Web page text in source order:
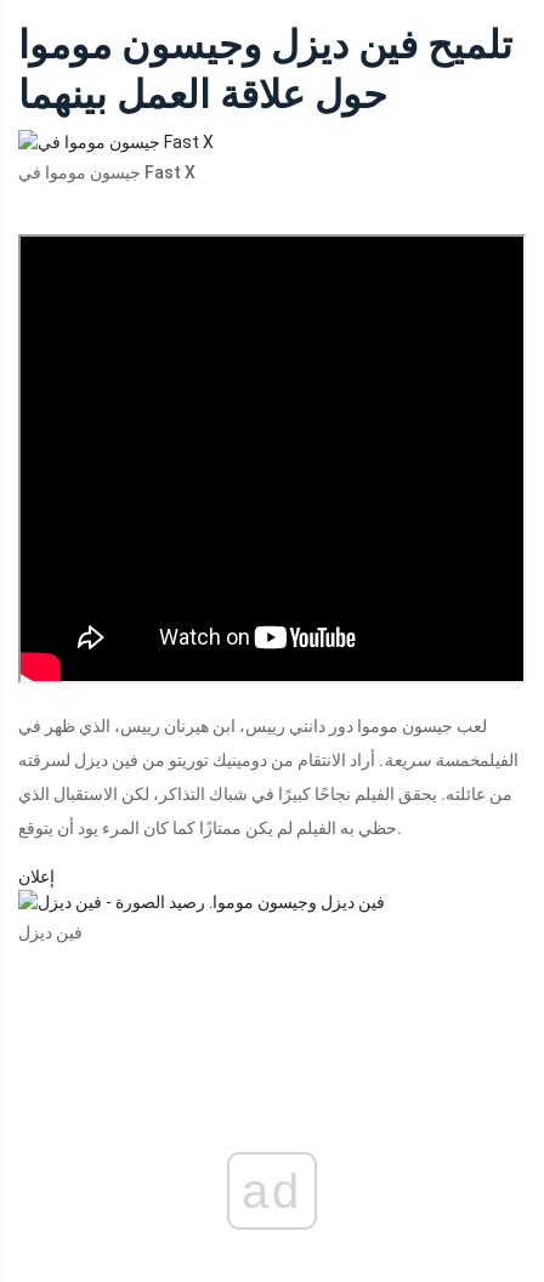
تلميح فين ديزل وجيسون موموا
حول علاقة العمل بينهما
جيسون موموا في Fast X
لعب جيسون موموا دور دانتي رييس، ابن هيرنان رييس، الذي ظهر في
الفيلمخمسة سريعة. أراد الانتقام من دومينيك توريتو من فين ديزل لسرقته
من عائلته. يحقق الفيلم نجاحًا كبيرًا في شباك التذاكر، لكن الاستقبال الذي
حظي به الفيلم لم يكن ممتازًا كما كان المرء يود أن يتوقع.
إعلان
فين ديزل
ad